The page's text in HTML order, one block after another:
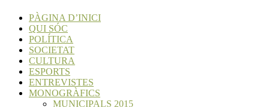
PÀGINA D’INICI
QUI SÓC
POLÍTICA
SOCIETAT
CULTURA
ESPORTS
ENTREVISTES
MONOGRÀFICS
MUNICIPALS 2015